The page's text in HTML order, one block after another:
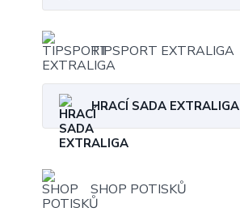
TIPSPORT EXTRALIGA
HRACÍ SADA EXTRALIGA
SHOP POTISKŮ